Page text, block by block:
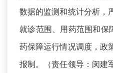
数据的监测和统计分析，
就诊范围、用药范围和保
药保障运行情况调度，政
报制。（责任领导：闵建